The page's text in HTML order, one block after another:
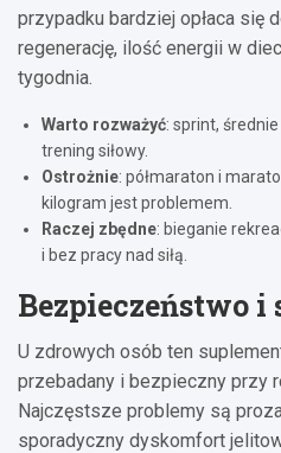
przypadku bardziej opłaca się
regenerację, ilość energii w
tygodnia.
Warto rozważyć: sprint,
trening siłowy.
Ostrożnie: półmaraton i
kilogram jest problemem.
Raczej zbędne: bieganie
i bez pracy nad siłą.
Bezpieczeństwo
U zdrowych osób ten
przebadany i bezpieczny przy
Najczęstsze problemy są
sporadyczny dyskomfort